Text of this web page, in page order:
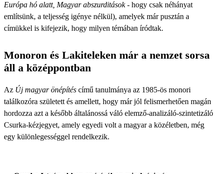
Európa hó alatt, Magyar abszurditások - hogy csak néhányat
említsünk, a teljesség igénye nélkül), amelyek már pusztán a
címükkel is kifejezik, hogy milyen témában íródtak.
Monoron és Lakiteleken már a nemzet sorsa
áll a középpontban
Az Új magyar önépítés című tanulmánya az 1985-ös monori
találkozóra született és amellett, hogy már jól felismerhetően magán
hordozza azt a később általánossá váló elemző-analizáló-szintetizáló
Csurka-kézjegyet, amely egyedi volt a magyar a közéletben, még
egy különlegességgel rendelkezik.